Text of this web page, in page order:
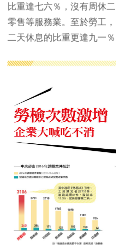
比重達七六％，沒有周休
零售等服務業。至於勞工
二天休息的比重更達九一％